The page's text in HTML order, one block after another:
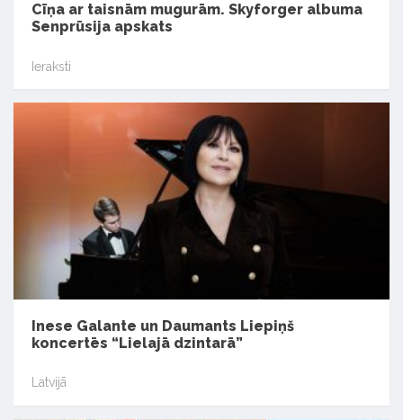
Cīņa ar taisnām mugurām. Skyforger albuma
Senprūsija apskats
Ieraksti
Inese Galante un Daumants Liepiņš
koncertēs “Lielajā dzintarā”
Latvijā